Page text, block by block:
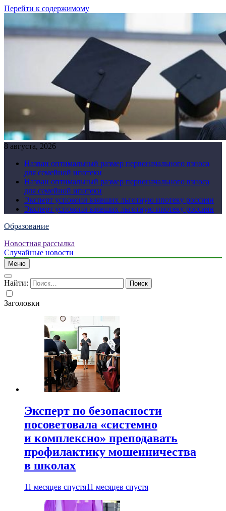
Перейти к содержимому
8 августа, 2026
Назван оптимальный размер первоначального взноса
для семейной ипотеки
Назван оптимальный размер первоначального взноса
для семейной ипотеки
Эксперт успокоил взявших льготную ипотеку россиян
Эксперт успокоил взявших льготную ипотеку россиян
Образование
Новостная рассылка
Случайные новости
Меню
Найти:
Заголовки
Эксперт по безопасности
посоветовала «системно
и комплексно» преподавать
профилактику мошенничества
в школах
11 месяцев спустя11 месяцев спустя